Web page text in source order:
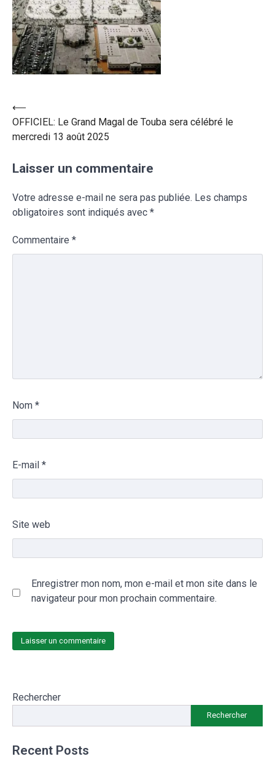
⟵
OFFICIEL: Le Grand Magal de Touba sera célébré le
mercredi 13 août 2025
Laisser un commentaire
Votre adresse e-mail ne sera pas publiée. Les champs
obligatoires sont indiqués avec *
Commentaire *
Nom *
E-mail *
Site web
Enregistrer mon nom, mon e-mail et mon site dans le
navigateur pour mon prochain commentaire.
Rechercher
Rechercher
Recent Posts